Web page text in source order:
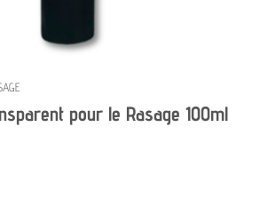
pour le Rasage 100ml